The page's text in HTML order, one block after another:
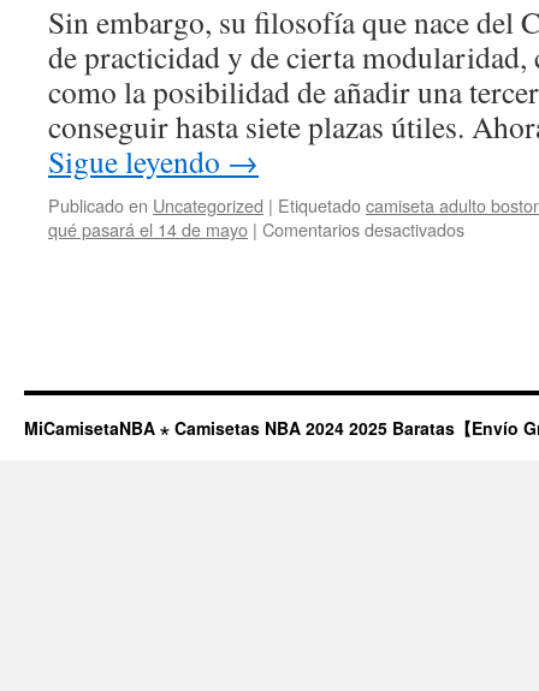
Sin embargo, su filosofía que nace del
de practicidad y de cierta modularidad,
como la posibilidad de añadir una
conseguir hasta siete plazas útiles.
Sigue leyendo →
Publicado en Uncategorized | Etiquetadocamiseta adulto
qué pasará el 14 de mayo | Comentarios desactivadosen
MiCamisetaNBA ⋆ Camisetas NBA 2024 2025 Baratas【Envío